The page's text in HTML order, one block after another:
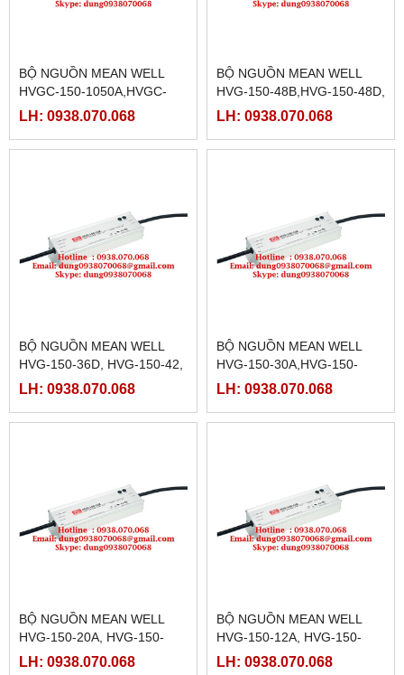
BỘ NGUỒN MEAN WELL
HVGC-150-1050A,HVGC-
150-1050B,HVGC-150-
LH: 0938.070.068
BỘ NGUỒN MEAN WELL
HVG-150-48B,HVG-150-48D,
HVG-150-54A,HVG-150-
LH: 0938.070.068
BỘ NGUỒN MEAN WELL
HVG-150-36D, HVG-150-42,
HVG-150-42A, HVG-150-
LH: 0938.070.068
BỘ NGUỒN MEAN WELL
HVG-150-30A,HVG-150-
30B,HVG-150-30D,HVG-150-
LH: 0938.070.068
BỘ NGUỒN MEAN WELL
HVG-150-20A, HVG-150-
20B,HVG-150-20D,HVG-150-
LH: 0938.070.068
BỘ NGUỒN MEAN WELL
HVG-150-12A, HVG-150-
12B,HVG-150-12D,HVG-150-
LH: 0938.070.068